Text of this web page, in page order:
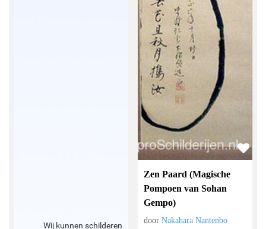
Wij kunnen schilderen
Zen Paard (Magische
Pompoen van Sohan
Gempo)
doorNakahara Nantenbo